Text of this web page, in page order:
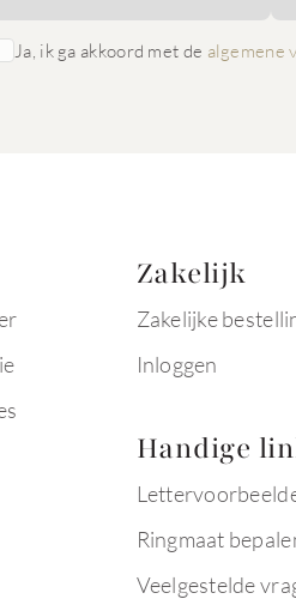
Ja, ik ga akkoord met de algemene
Zakelijk
Zakelijke
Inloggen
Handige
Ringmaat
Veelgestelde